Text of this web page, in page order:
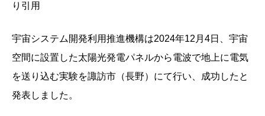
り引用
宇宙システム開発利用推進機構は2024年12月4日、宇宙
空間に設置した太陽光発電パネルから電波で地上に電気
を送り込む実験を諏訪市（長野）にて行い、成功したと
発表しました。